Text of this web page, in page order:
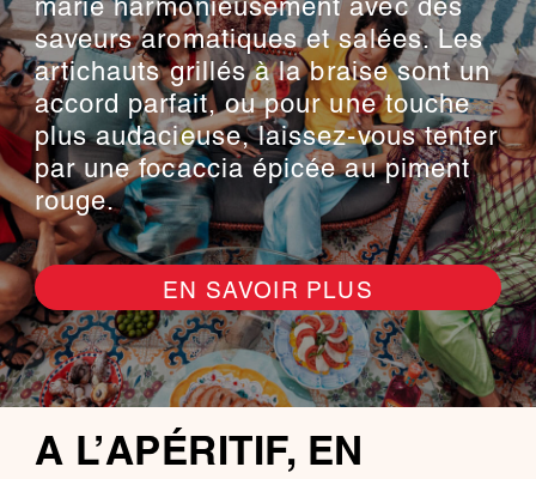
marie harmonieusement avec des
saveurs aromatiques et salées. Les
artichauts grillés à la braise sont un
accord parfait, ou pour une touche
plus audacieuse, laissez-vous tenter
par une focaccia épicée au piment
rouge.
EN SAVOIR PLUS
A L’APÉRITIF, EN